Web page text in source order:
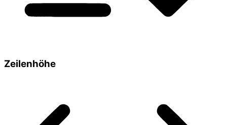
Zeilenhöhe